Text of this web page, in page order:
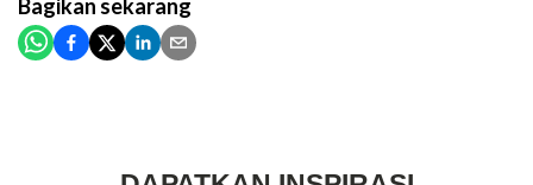
Bagikan sekarang